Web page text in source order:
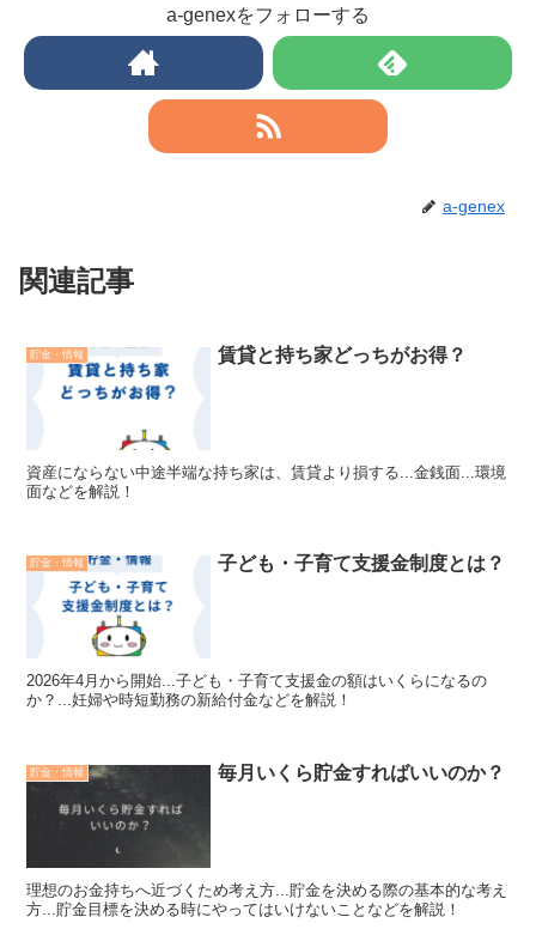
a-genexをフォローする
a-genex
関連記事
貯金・情報 賃貸と持ち家どっちがお得？
資産にならない中途半端な持ち家は、賃貸より損する...金銭面...環境
面などを解説！
貯金・情報 子ども・子育て支援金制度とは？
2026年4月から開始...子ども・子育て支援金の額はいくらになるの
か？...妊婦や時短勤務の新給付金などを解説！
貯金・情報 毎月いくら貯金すればいいのか？
理想のお金持ちへ近づくため考え方...貯金を決める際の基本的な考え
方...貯金目標を決める時にやってはいけないことなどを解説！